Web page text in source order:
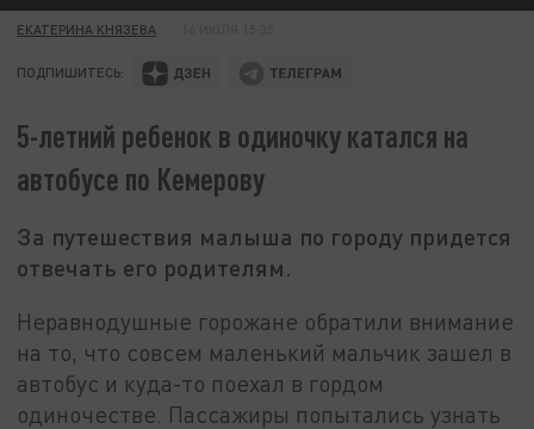
ЕКАТЕРИНА КНЯЗЕВА
ПОДПИШИТЕСЬ:
5-летний ребенок в одиночку катался на
автобусе по Кемерову
За путешествия малыша по городу придется
отвечать его родителям.
Неравнодушные горожане обратили внимание
на то, что совсем маленький мальчик зашел в
автобус и куда-то поехал в гордом
одиночестве. Пассажиры попытались узнать